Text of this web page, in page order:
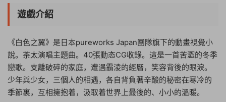
遊戲介紹
《白色之翼》是日本pureworks Japan團隊旗下的動畫視覺小
說。茶太演唱主題曲。40張動态CG收錄。這是一首苦澀的冬季
戀歌。支離破碎的家庭，遭遇霸淩的經曆，笑容背後的眼淚。
少年與少女，三個人的相遇，各自背負著辛酸的秘密在寒冷的
季節裏，互相擁抱着，汲取着世界上最後的、小小的溫暖。